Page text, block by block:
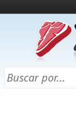
¿Qué es esto?
Directorio
Chuletas para exámenes